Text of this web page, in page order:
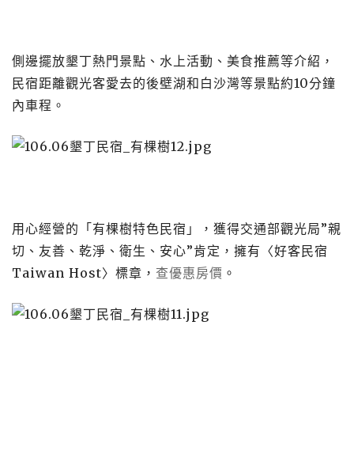
側邊擺放墾丁熱門景點、水上活動、美食推薦等介紹，
民宿距離觀光客愛去的後壁湖和白沙灣等景點約10分鐘
內車程。
用心經營的「有棵樹特色民宿」，獲得交通部觀光局”親
切、友善、乾淨、衛生、安心”肯定，擁有〈好客民宿
Taiwan Host〉標章， 查優惠房價 。